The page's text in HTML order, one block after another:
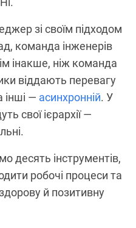
зі своїм підходом
команда інженерів
інакше, ніж команда
віддають перевагу
інші — асинхронній. У
свої ієрархії —
десять інструментів,
робочі процеси та
й позитивну